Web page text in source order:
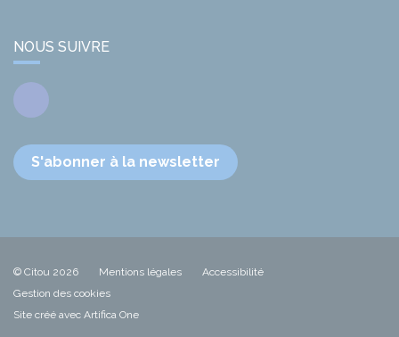
NOUS SUIVRE
Facebook
S'abonner à la newsletter
© Citou 2026 Mentions légales
Accessibilité
Gestion des cookies
Site créé avec Artifica One